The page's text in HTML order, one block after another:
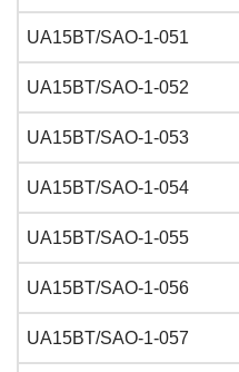
UA15BT/SAO-1-051
UA15BT/SAO-1-052
UA15BT/SAO-1-053
UA15BT/SAO-1-054
UA15BT/SAO-1-055
UA15BT/SAO-1-056
UA15BT/SAO-1-057